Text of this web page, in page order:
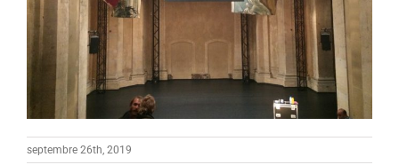
septembre 26th, 2019